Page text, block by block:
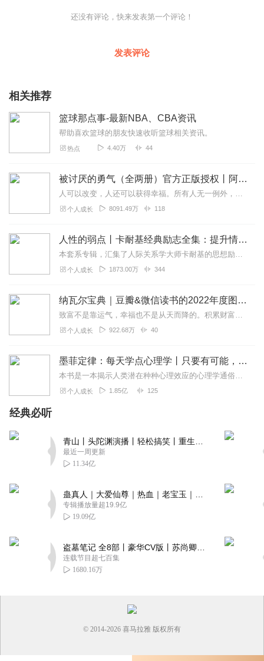
还没有评论，快来发表第一个评论！
发表评论
相关推荐
篮球那点事-最新NBA、CBA资讯
帮助喜欢篮球的朋友快速收听篮球相关资讯。
热点 4.40万 44
被讨厌的勇气（全两册）官方正版授权丨阿德勒心理学畅销经典｜幸福的勇气
人可以改变，人还可以获得幸福。所有人无一例外，都能如此。——阿德勒心理学一名深陷自卑、无能与不幸福的青年，听到了一名哲人主张的“世界无比单纯，人人都能幸福”便来...
个人成长 8091.49万 118
人性的弱点丨卡耐基经典励志全集：提升情商和沟通技巧
本套系专辑，汇集了人际关系学大师卡耐基的思想励志精华，收录《人性的弱点》《人性的优点》《语言的突破》《美好的人生》《快乐的人生》等所有经典！是卡耐基的经典合辑，...
个人成长 1873.00万 344
纳瓦尔宝典｜豆瓣&微信读书的2022年度图书|从白手起家到财务自由
致富不是靠运气，幸福也不是从天而降的。积累财富和幸福生活是我们可以学习的技能。这本书收集整理了硅谷投资人纳瓦尔在过去十年里通过推特、播客和采访等方式分享的人生智...
个人成长 922.68万 40
墨菲定律：每天学点心理学丨只要有可能，就一定会发生
本书是一本揭示人类潜在种种心理效应的心理学通俗读物，其中最有代表性的即“墨菲定律”。与此同时，从自我认知、经济管理等方面入手，作者引出了数十条对现代人工作和生活...
个人成长 1.85亿 125
经典必听
最近一周更新
11.34亿
专辑播放量超19.9亿
19.09亿
连载节目超七百集
1680.16万
© 2014-2026 喜马拉雅 版权所有